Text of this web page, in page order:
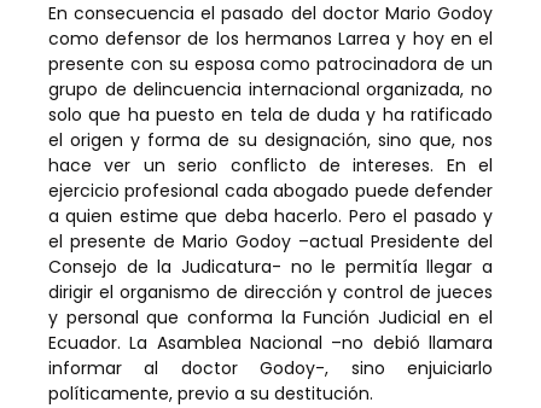
En consecuencia el pasado del doctor Mario Godoy
como defensor de los hermanos Larrea y hoy en el
presente con su esposa como patrocinadora de un
grupo de delincuencia internacional organizada, no
solo que ha puesto en tela de duda y ha ratificado
el origen y forma de su designación, sino que, nos
hace ver un serio conflicto de intereses. En el
ejercicio profesional cada abogado puede defender
a quien estime que deba hacerlo. Pero el pasado y
el presente de Mario Godoy –actual Presidente del
Consejo de la Judicatura- no le permitía llegar a
dirigir el organismo de dirección y control de jueces
y personal que conforma la Función Judicial en el
Ecuador. La Asamblea Nacional –no debió llamara
informar al doctor Godoy-, sino enjuiciarlo
políticamente, previo a su destitución.